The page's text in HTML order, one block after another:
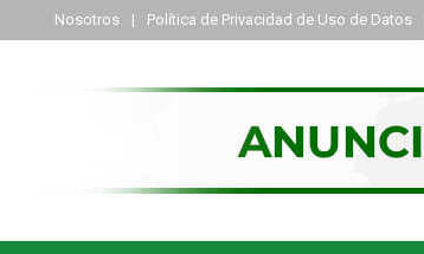
Nosotros Política de Privacidad de Uso de Datos